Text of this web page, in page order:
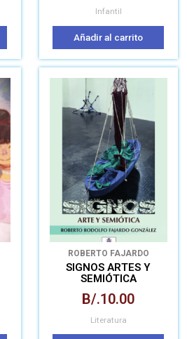
Infantil
Añadir al carrito
ROBERTO FAJARDO
GONZÁLEZ
SIGNOS ARTES Y
SEMIÓTICA
B/.10.00
Literatura